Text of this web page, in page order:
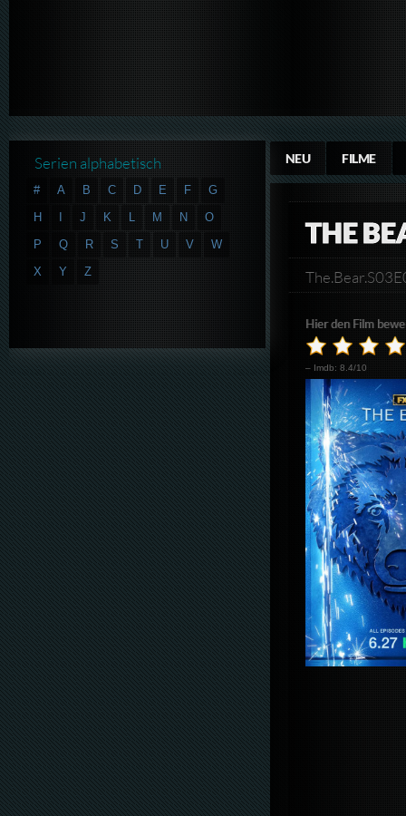
NEU FILME
THE
Hier den Film
– Imdb: 8.4/10
Serien alphabetisch
# A B C D E F
G
H
I J K L M N
O
P
Q R S T U V
W
X
Y Z